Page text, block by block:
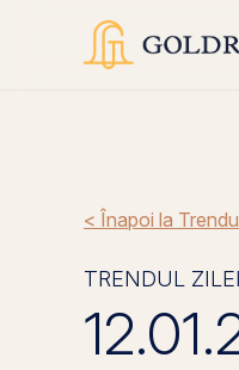
< Înapoi la
TRENDUL ZILEI